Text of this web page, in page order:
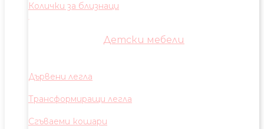
Колички за близнаци
Детски мебели
Дървени легла
Трансформиращи легла
Сгъваеми кошари